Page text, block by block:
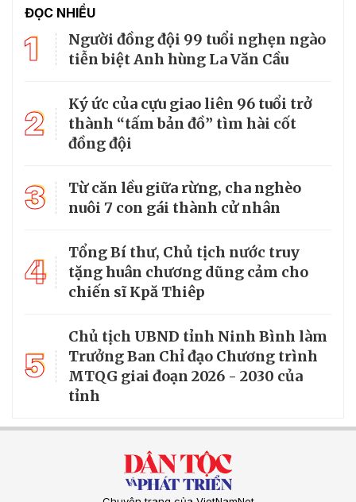
ĐỌC NHIỀU
1
Người đồng đội 99 tuổi nghẹn ngào
tiễn biệt Anh hùng La Văn Cầu
2
Ký ức của cựu giao liên 96 tuổi trở
thành “tấm bản đồ” tìm hài cốt
đồng đội
3
Từ căn lều giữa rừng, cha nghèo
nuôi 7 con gái thành cử nhân
4
Tổng Bí thư, Chủ tịch nước truy
tặng huân chương dũng cảm cho
chiến sĩ Kpă Thiêp
5
Chủ tịch UBND tỉnh Ninh Bình làm
Trưởng Ban Chỉ đạo Chương trình
MTQG giai đoạn 2026 - 2030 của
tỉnh